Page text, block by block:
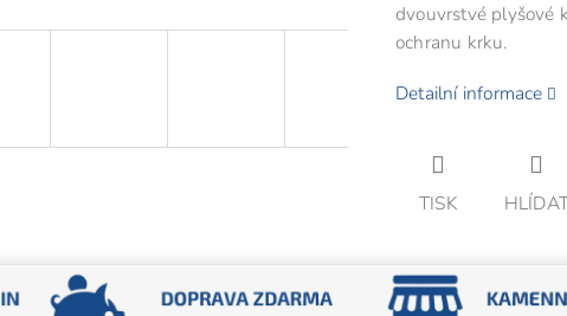
dvouvrstvé plyšové
ochranu krku.
Detailní informace
TISK